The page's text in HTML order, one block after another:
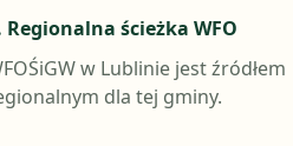
Regionalna ścieżka WFO
w Lublinie jest źródłem
dla tej gminy.